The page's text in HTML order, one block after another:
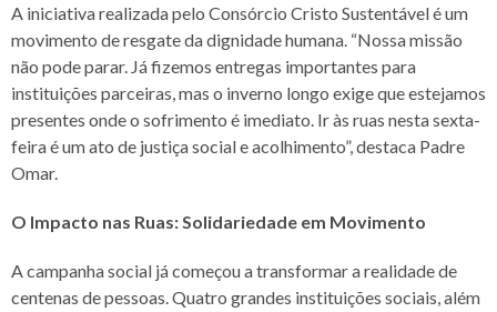
A iniciativa realizada pelo Consórcio Cristo Sustentável é um
movimento de resgate da dignidade humana. “Nossa missão
não pode parar. Já fizemos entregas importantes para
instituições parceiras, mas o inverno longo exige que estejamos
presentes onde o sofrimento é imediato. Ir às ruas nesta sexta-
feira é um ato de justiça social e acolhimento”, destaca Padre
Omar.
O Impacto nas Ruas: Solidariedade em Movimento
A campanha social já começou a transformar a realidade de
centenas de pessoas. Quatro grandes instituições sociais, além